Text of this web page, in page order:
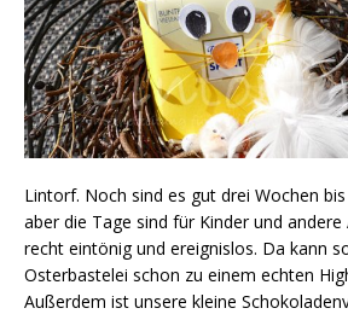
Lintorf. Noch sind es gut drei Wochen
aber die Tage sind für Kinder und
recht eintönig und ereignislos. Da kann
Osterbastelei schon zu einem echten
Außerdem ist unsere kleine